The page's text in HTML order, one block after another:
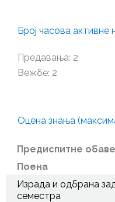
Број часова активне
Предавања: 2
Вежбе: 2
Оцена знања
Предиспитне
Поена
Израда и одбрана
семестра